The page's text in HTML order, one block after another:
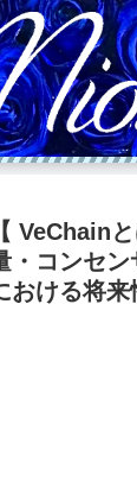
VeChain
・コンセ
おける将